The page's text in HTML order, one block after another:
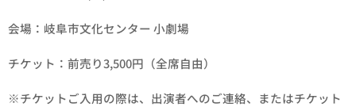
会場：岐阜市文化センター 小劇場
チケット：前売り3,500円（全席自由）
※チケットご入用の際は、出演者へのご連絡、またはチケット